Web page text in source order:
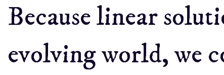
Because linear
evolving world, we